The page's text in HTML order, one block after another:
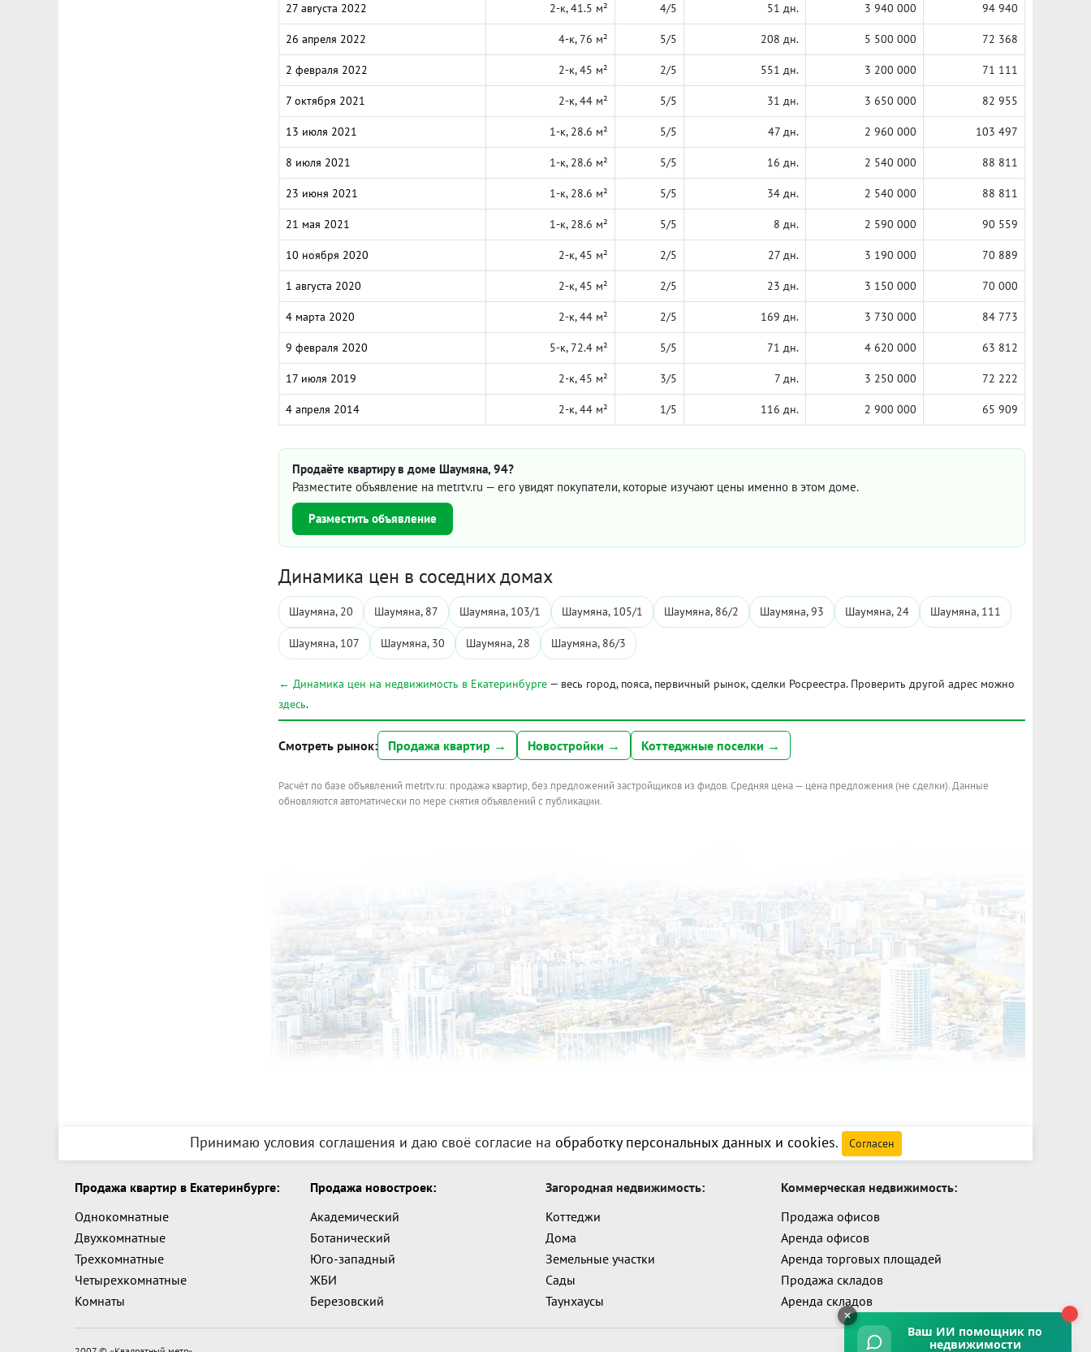
27 августа 2022 2-к, 41.5 м² 4/5 51 дн. 3 940 000 94 940
26 апреля 2022 4-к, 76 м² 5/5 208 дн. 5 500 000 72 368
2 февраля 2022 2-к, 45 м² 2/5 551 дн. 3 200 000 71 111
7 октября 2021 2-к, 44 м² 5/5 31 дн. 3 650 000 82 955
13 июля 2021 1-к, 28.6 м² 5/5 47 дн. 2 960 000 103 497
8 июля 2021 1-к, 28.6 м² 5/5 16 дн. 2 540 000 88 811
23 июня 2021 1-к, 28.6 м² 5/5 34 дн. 2 540 000 88 811
21 мая 2021 1-к, 28.6 м² 5/5 8 дн. 2 590 000 90 559
10 ноября 2020 2-к, 45 м² 2/5 27 дн. 3 190 000 70 889
1 августа 2020 2-к, 45 м² 2/5 23 дн. 3 150 000 70 000
4 марта 2020 2-к, 44 м² 2/5 169 дн. 3 730 000 84 773
9 февраля 2020 5-к, 72.4 м² 5/5 71 дн. 4 620 000 63 812
17 июля 2019 2-к, 45 м² 3/5 7 дн. 3 250 000 72 222
4 апреля 2014 2-к, 44 м² 1/5 116 дн. 2 900 000 65 909
Продаёте квартиру в доме Шаумяна, 94?
Разместите объявление на metrtv.ru — его увидят покупатели, которые изучают цены именно в этом доме.
Разместить объявление
Динамика цен в соседних домах
Шаумяна, 20 Шаумяна, 87 Шаумяна, 103/1 Шаумяна, 105/1 Шаумяна, 86/2 Шаумяна, 93 Шаумяна, 24 Шаумяна, 111
Шаумяна, 107 Шаумяна, 30 Шаумяна, 28 Шаумяна, 86/3
← Динамика цен на недвижимость в Екатеринбурге — весь город, пояса, первичный рынок, сделки Росреестра. Проверить другой адрес можно
здесь.
Смотреть рынок: Продажа квартир → Новостройки → Коттеджные поселки →
Расчёт по базе объявлений metrtv.ru: продажа квартир, без предложений застройщиков из фидов. Средняя цена — цена предложения (не сделки). Данные
обновляются автоматически по мере снятия объявлений с публикации.
Принимаю условия соглашения и даю своё согласие на обработку персональных данных и cookies. Согласен
Продажа квартир в Екатеринбурге:
Однокомнатные
Двухкомнатные
Трехкомнатные
Четырехкомнатные
Комнаты
Продажа новостроек:
Академический
Ботанический
Юго-западный
ЖБИ
Березовский
Загородная недвижимость:
Коттеджи
Дома
Земельные участки
Сады
Таунхаусы
Коммерческая недвижимость:
Продажа офисов
Аренда офисов
Аренда торговых площадей
Продажа складов
Аренда складов
Ваш ИИ помощник по
недвижимости